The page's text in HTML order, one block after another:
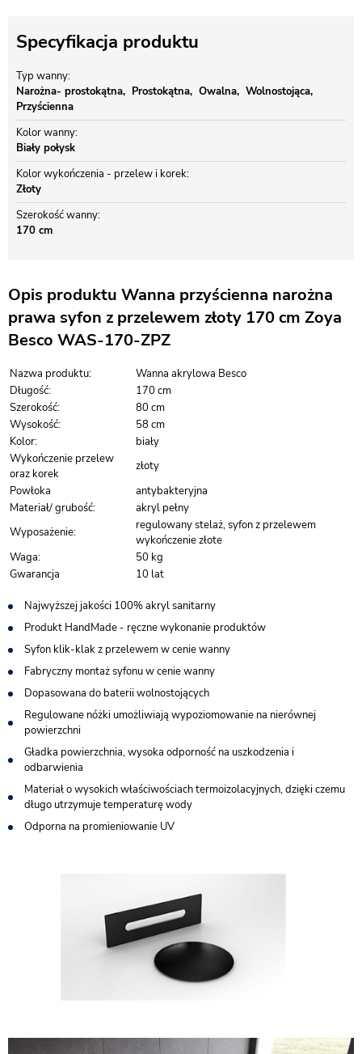
Specyfikacja produktu
Typ wanny
Narożna- prostokątna
Prostokątna Owalna
Wolnostojąca
Przyścienna
Kolor wanny
Biały połysk
Kolor wykończenia - przelew i korek
Złoty
Szerokość wanny
170 cm
Opis produktu Wanna przyścienna narożna
prawa syfon z przelewem złoty 170 cm Zoya
Besco WAS-170-ZPZ
Nazwa produktu:
Wanna akrylowa Besco
Długość:
170 cm
Szerokość:
80 cm
Wysokość:
58 cm
Kolor:
biały
Wykończenie przelew
oraz korek
złoty
Powłoka
antybakteryjna
Materiał/ grubość:
akryl pełny
Wyposażenie:
regulowany stelaż, syfon z przelewem
wykończenie złote
Waga:
50 kg
Gwarancja
10 lat
Najwyższej jakości 100% akryl sanitarny
Produkt HandMade - ręczne wykonanie produktów
Syfon klik-klak z przelewem w cenie wanny
Fabryczny montaż syfonu w cenie wanny
Dopasowana do baterii wolnostojących
Regulowane nóżki umożliwiają wypoziomowanie na nierównej
powierzchni
Gładka powierzchnia, wysoka odporność na uszkodzenia i
odbarwienia
Materiał o wysokich właściwościach termoizolacyjnych, dzięki czemu
długo utrzymuje temperaturę wody
Odporna na promieniowanie UV